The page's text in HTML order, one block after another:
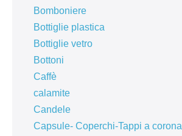
Bomboniere
Bottiglie plastica
Bottiglie vetro
Bottoni
Caffè
calamite
Candele
Capsule- Coperchi-Tappi a corona